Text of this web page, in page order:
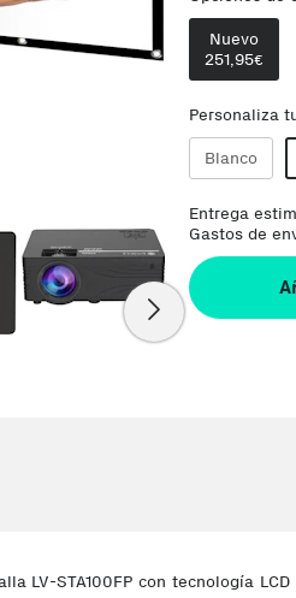
Nuevo
251,95€
Personaliza
Blanco
Entrega
Gastos de
LV-STA100FP con tecnología